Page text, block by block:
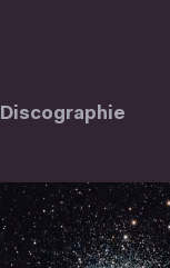
Discographie